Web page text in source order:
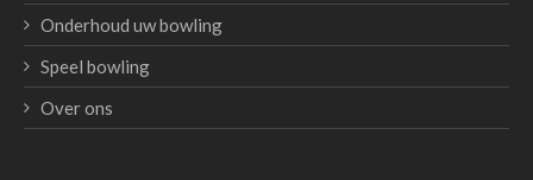
Onderhoud uw bowling
Speel bowling
Over ons